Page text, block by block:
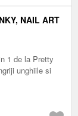
NAIL ART
1 de la Pretty
unghiile si